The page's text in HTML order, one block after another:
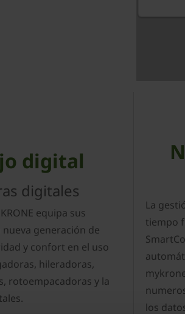
digital
digitales
equipa sus
generación de
y confort en el uso
hileradoras,
rotoempacadoras y la
La
tiempo
los